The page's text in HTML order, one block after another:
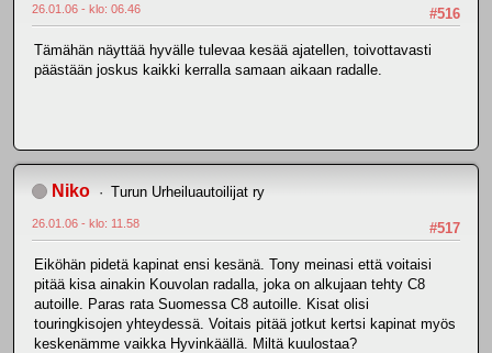
#516
26.01.06 - klo: 06.46
Tämähän näyttää hyvälle tulevaa kesää ajatellen, toivottavasti
päästään joskus kaikki kerralla samaan aikaan radalle.
Niko Turun Urheiluautoilijat ry
#517
26.01.06 - klo: 11.58
Eiköhän pidetä kapinat ensi kesänä. Tony meinasi että voitaisi
pitää kisa ainakin Kouvolan radalla, joka on alkujaan tehty C8
autoille. Paras rata Suomessa C8 autoille. Kisat olisi
touringkisojen yhteydessä. Voitais pitää jotkut kertsi kapinat myös
keskenämme vaikka Hyvinkäällä. Miltä kuulostaa?